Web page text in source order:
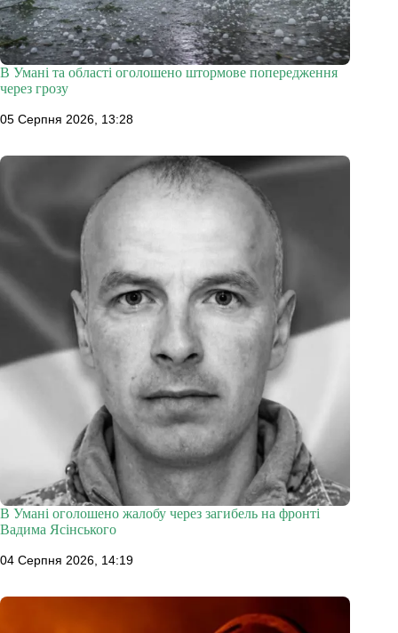
В Умані та області оголошено штормове попередження
через грозу
05 Серпня 2026, 13:28
В Умані оголошено жалобу через загибель на фронті
Вадима Ясінського
04 Серпня 2026, 14:19